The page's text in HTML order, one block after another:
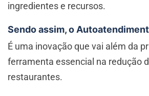
ingredientes e recursos.
Sendo assim, o
É uma inovação que vai além da
ferramenta essencial na redução
restaurantes.